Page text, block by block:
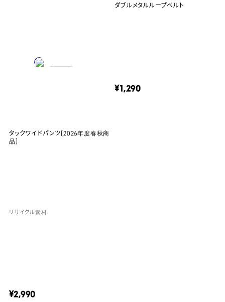
タックワイドパンツ(2026年度春秋商
品)
リサイクル素材
¥2,990
ダブルメタルループベルト
¥1,290